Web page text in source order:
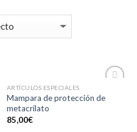
a la
ARTÍCULOS ESPECIALES
Mampara de protección de
metacrilato
85,00€